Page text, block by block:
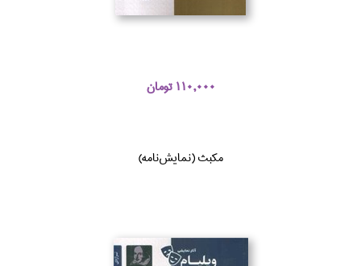
110,000 تومان
مكبث (نمايش‌نامه)